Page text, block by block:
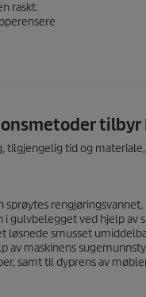
raskt.
tilbyr
tilgjengelig tid og
sprøytes
gulvbelegget ved hjelp av
løsnede smusset
av maskinens
samt til dyprens av